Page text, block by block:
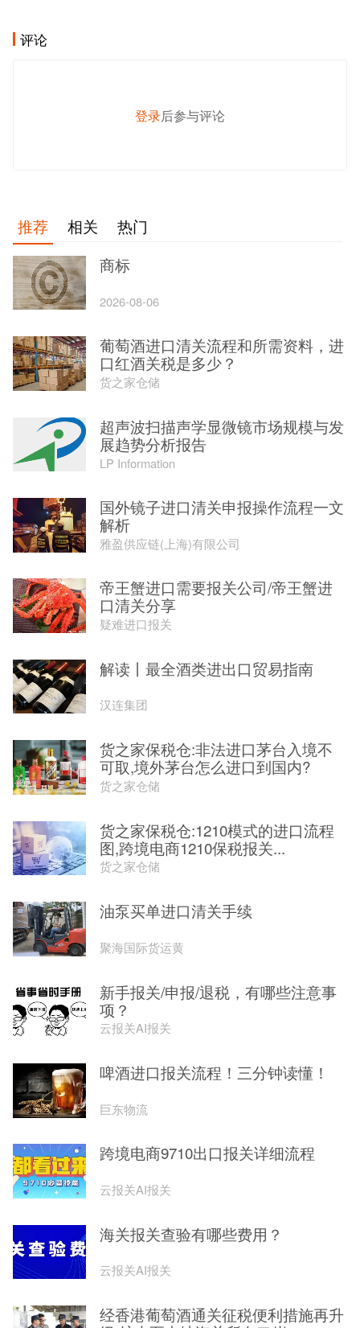
评论
登录后参与评论
推荐 相关
热门
商标
2026-08-06
葡萄酒进口清关流程和所需资料，进
口红酒关税是多少？
货之家仓储
超声波扫描声学显微镜市场规模与发
展趋势分析报告
LP Information
国外镜子进口清关申报操作流程一文
解析
雅盈供应链(上海)有限公司
帝王蟹进口需要报关公司/帝王蟹进
口清关分享
疑难进口报关
解读丨最全酒类进出口贸易指南
汉连集团
货之家保税仓:非法进口茅台入境不
可取,境外茅台怎么进口到国内?
货之家仓储
货之家保税仓:1210模式的进口流程
图,跨境电商1210保税报关...
货之家仓储
油泵买单进口清关手续
聚海国际货运黄
新手报关/申报/退税，有哪些注意事
项？
云报关AI报关
啤酒进口报关流程！三分钟读懂！
巨东物流
跨境电商9710出口报关详细流程
云报关AI报关
海关报关查验有哪些费用？
云报关AI报关
经香港葡萄酒通关征税便利措施再升